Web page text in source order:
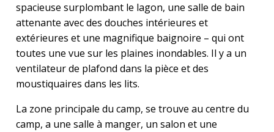
spacieuse surplombant le lagon, une salle de bain
attenante avec des douches intérieures et
extérieures et une magnifique baignoire – qui ont
toutes une vue sur les plaines inondables. Il y a un
ventilateur de plafond dans la pièce et des
moustiquaires dans les lits.
La zone principale du camp, se trouve au centre du
camp, a une salle à manger, un salon et une